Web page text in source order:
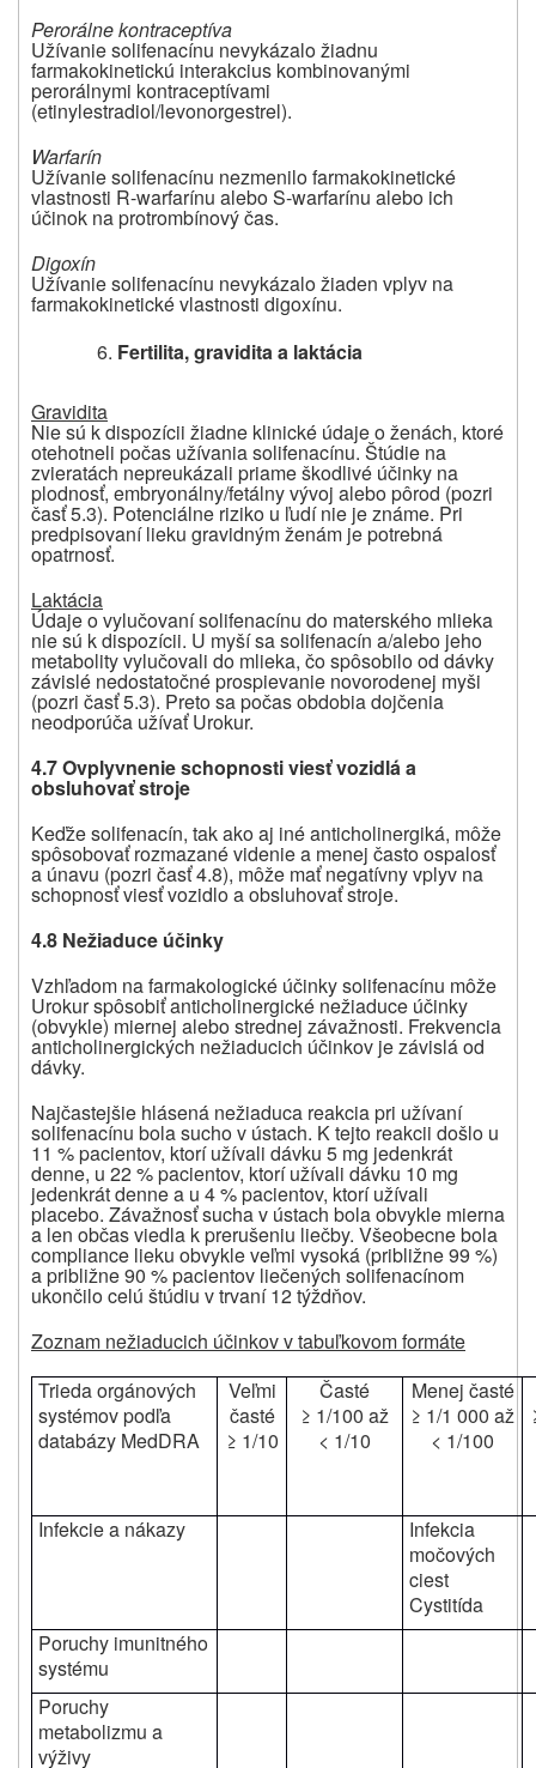
Perorálne kontraceptíva
Užívanie solifenacínu nevykázalo žiadnu
farmakokinetickú interakcius kombinovanými
perorálnymi kontraceptívami
(etinylestradiol/levonorgestrel).
Warfarín
Užívanie solifenacínu nezmenilo farmakokinetické
vlastnosti R-warfarínu alebo S‑warfarínu alebo ich
účinok na protrombínový čas.
Digoxín
Užívanie solifenacínu nevykázalo žiaden vplyv na
farmakokinetické vlastnosti digoxínu.
Fertilita, gravidita a laktácia
Gravidita
Nie sú k dispozícii žiadne klinické údaje o ženách, ktoré
otehotneli počas užívania solifenacínu. Štúdie na
zvieratách nepreukázali priame škodlivé účinky na
plodnosť, embryonálny/fetálny vývoj alebo pôrod (pozri
časť 5.3). Potenciálne riziko u ľudí nie je známe. Pri
predpisovaní lieku gravidným ženám je potrebná
opatrnosť.
Laktácia
Údaje o vylučovaní solifenacínu do materského mlieka
nie sú k dispozícii. U myší sa solifenacín a/alebo jeho
metabolity vylučovali do mlieka, čo spôsobilo od dávky
závislé nedostatočné prospievanie novorodenej myši
(pozri časť 5.3). Preto sa počas obdobia dojčenia
neodporúča užívať Urokur.
4.7 Ovplyvnenie schopnosti viesť vozidlá a
obsluhovať stroje
Keďže solifenacín, tak ako aj iné anticholinergiká, môže
spôsobovať rozmazané videnie a menej často ospalosť
a únavu (pozri časť 4.8), môže mať negatívny vplyv na
schopnosť viesť vozidlo a obsluhovať stroje.
4.8 Nežiaduce účinky
Vzhľadom na farmakologické účinky solifenacínu môže
Urokur spôsobiť anticholinergické nežiaduce účinky
(obvykle) miernej alebo strednej závažnosti. Frekvencia
anticholinergických nežiaducich účinkov je závislá od
dávky.
Najčastejšie hlásená nežiaduca reakcia pri užívaní
solifenacínu bola sucho v ústach. K tejto reakcii došlo u
11 % pacientov, ktorí užívali dávku 5 mg jedenkrát
denne, u 22 % pacientov, ktorí užívali dávku 10 mg
jedenkrát denne a u 4 % pacientov, ktorí užívali
placebo. Závažnosť sucha v ústach bola obvykle mierna
a len občas viedla k prerušeniu liečby. Všeobecne bola
compliance lieku obvykle veľmi vysoká (približne 99 %)
a približne 90 % pacientov liečených solifenacínom
ukončilo celú štúdiu v trvaní 12 týždňov.
Zoznam nežiaducich účinkov v tabuľkovom formáte
Trieda orgánových
systémov podľa
databázy MedDRA
Veľmi
časté
≥ 1/10
Časté
≥ 1/100 až
< 1/10
Menej časté
≥ 1/1 000 až
< 1/100
Infekcie a nákazy
Infekcia
močových
ciest
Cystitída
Poruchy imunitného
systému
Poruchy
metabolizmu a
výživy